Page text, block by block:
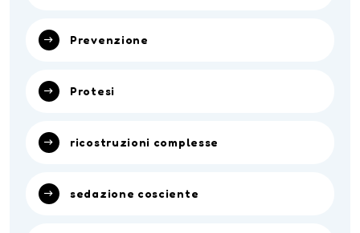
Prevenzione
Protesi
ricostruzioni complesse
sedazione cosciente